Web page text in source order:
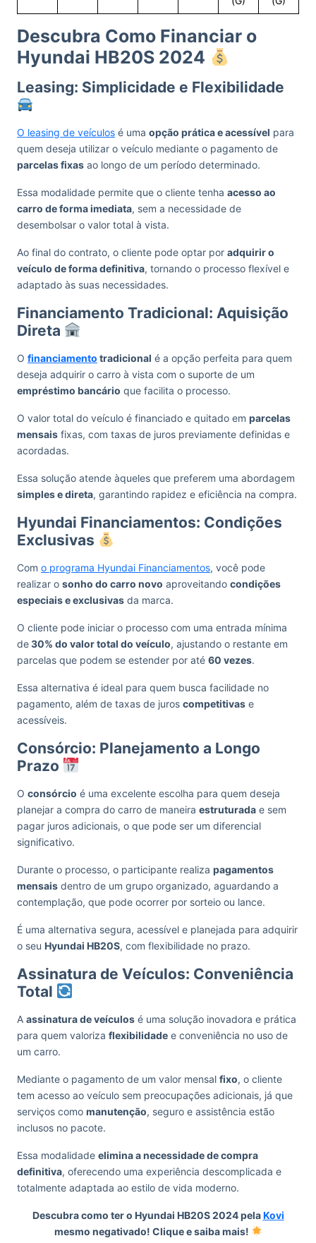
Descubra Como Financiar o
Hyundai HB20S 2024
Leasing: Simplicidade e Flexibilidade
O leasing de veículos é uma opção prática e acessível para
quem deseja utilizar o veículo mediante o pagamento de
parcelas fixas ao longo de um período determinado.
Essa modalidade permite que o cliente tenha acesso ao
carro de forma imediata, sem a necessidade de
desembolsar o valor total à vista.
Ao final do contrato, o cliente pode optar por adquirir o
veículo de forma definitiva, tornando o processo flexível e
adaptado às suas necessidades.
Financiamento Tradicional: Aquisição
Direta
O financiamento tradicional é a opção perfeita para quem
deseja adquirir o carro à vista com o suporte de um
empréstimo bancário que facilita o processo.
O valor total do veículo é financiado e quitado em parcelas
mensais fixas, com taxas de juros previamente definidas e
acordadas.
Essa solução atende àqueles que preferem uma abordagem
simples e direta, garantindo rapidez e eficiência na compra.
Hyundai Financiamentos: Condições
Exclusivas
Com o programa Hyundai Financiamentos, você pode
realizar o sonho do carro novo aproveitando condições
especiais e exclusivas da marca.
O cliente pode iniciar o processo com uma entrada mínima
de30% do valor total do veículo, ajustando o restante em
parcelas que podem se estender por até 60 vezes.
Essa alternativa é ideal para quem busca facilidade no
pagamento, além de taxas de juros competitivas e
acessíveis.
Consórcio: Planejamento a Longo
Prazo
O consórcio é uma excelente escolha para quem deseja
planejar a compra do carro de maneira estruturada e sem
pagar juros adicionais, o que pode ser um diferencial
significativo.
Durante o processo, o participante realiza pagamentos
mensais dentro de um grupo organizado, aguardando a
contemplação, que pode ocorrer por sorteio ou lance.
É uma alternativa segura, acessível e planejada para adquirir
o seu Hyundai HB20S, com flexibilidade no prazo.
Assinatura de Veículos: Conveniência
Total
A assinatura de veículos é uma solução inovadora e prática
para quem valoriza flexibilidade e conveniência no uso de
um carro.
Mediante o pagamento de um valor mensal fixo, o cliente
tem acesso ao veículo sem preocupações adicionais, já que
serviços como manutenção, seguro e assistência estão
inclusos no pacote.
Essa modalidade elimina a necessidade de compra
definitiva, oferecendo uma experiência descomplicada e
totalmente adaptada ao estilo de vida moderno.
Descubra como ter o Hyundai HB20S 2024 pelaKovi
mesmo negativado! Clique e saiba mais!